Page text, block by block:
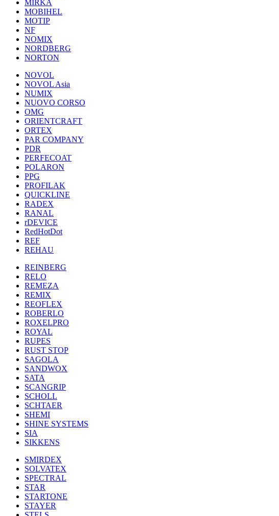
MIRKA
MOBIHEL
MOTIP
NF
NOMIX
NORDBERG
NORTON
NOVOL
NOVOL Asia
NUMIX
NUOVO CORSO
OMG
ORIENTCRAFT
ORTEX
PAR COMPANY
PDR
PERFECOAT
POLARON
PPG
PROFILAK
QUICKLINE
RADEX
RANAL
rDEVICE
RedHotDot
REF
REHAU
REINBERG
RELO
REMEZA
REMIX
REOFLEX
ROBERLO
ROXELPRO
ROYAL
RUPES
RUST STOP
SAGOLA
SANDWOX
SATA
SCANGRIP
SCHOLL
SCHTAER
SHEMI
SHINE SYSTEMS
SIA
SIKKENS
SMIRDEX
SOLVATEX
SPECTRAL
STAR
STARTONE
STAYER